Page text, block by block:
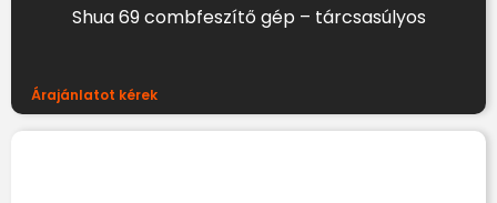
Shua 69 combfeszítő gép – tárcsasúlyos
Árajánlatot kérek